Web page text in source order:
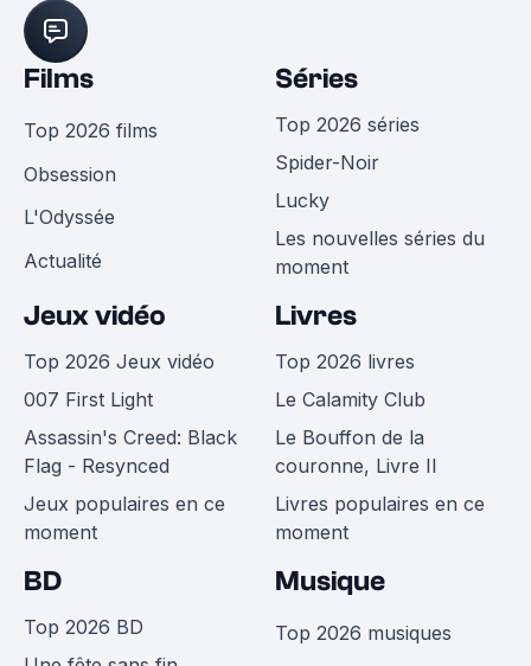
Films
Top 2026 films
Obsession
L'Odyssée
Actualité
Séries
Top 2026 séries
Spider-Noir
Lucky
Les nouvelles séries du
moment
Jeux vidéo
Top 2026 Jeux vidéo
007 First Light
Assassin's Creed: Black
Flag - Resynced
Jeux populaires en ce
moment
Livres
Top 2026 livres
Le Calamity Club
Le Bouffon de la
couronne, Livre II
Livres populaires en ce
moment
BD
Top 2026 BD
Musique
Top 2026 musiques